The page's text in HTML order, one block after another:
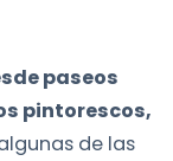
paseos
pintorescos,
de las